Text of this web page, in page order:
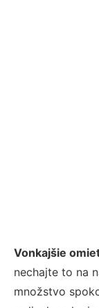
Vonkajšie
nechajte to na
množstvo